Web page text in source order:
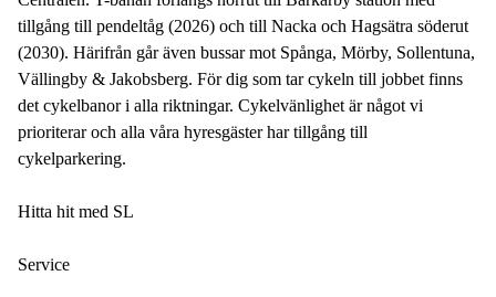
tillgång till pendeltåg (2026) och till Nacka och Hagsätra söderut
(2030). Härifrån går även bussar mot Spånga, Mörby, Sollentuna,
Vällingby & Jakobsberg. För dig som tar cykeln till jobbet finns
det cykelbanor i alla riktningar. Cykelvänlighet är något vi
prioriterar och alla våra hyresgäster har tillgång till
cykelparkering.
Hitta hit med SL
Service